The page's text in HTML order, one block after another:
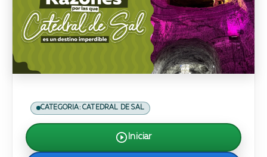
CATEGORIA: CATEDRAL DE SAL
Iniciar